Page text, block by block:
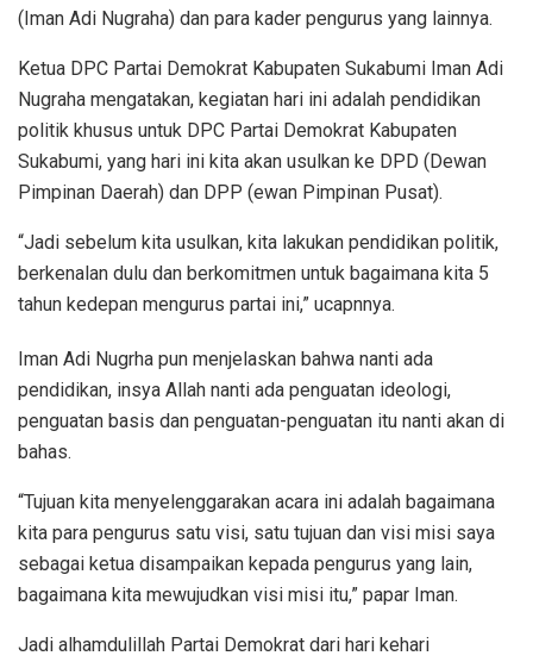
(Iman Adi Nugraha) dan para kader pengurus yang lainnya.
Ketua DPC Partai Demokrat Kabupaten Sukabumi Iman Adi
Nugraha mengatakan, kegiatan hari ini adalah pendidikan
politik khusus untuk DPC Partai Demokrat Kabupaten
Sukabumi, yang hari ini kita akan usulkan ke DPD (Dewan
Pimpinan Daerah) dan DPP (ewan Pimpinan Pusat).
“Jadi sebelum kita usulkan, kita lakukan pendidikan politik,
berkenalan dulu dan berkomitmen untuk bagaimana kita 5
tahun kedepan mengurus partai ini,” ucapnnya.
Iman Adi Nugrha pun menjelaskan bahwa nanti ada
pendidikan, insya Allah nanti ada penguatan ideologi,
penguatan basis dan penguatan-penguatan itu nanti akan di
bahas.
“Tujuan kita menyelenggarakan acara ini adalah bagaimana
kita para pengurus satu visi, satu tujuan dan visi misi saya
sebagai ketua disampaikan kepada pengurus yang lain,
bagaimana kita mewujudkan visi misi itu,” papar Iman.
Jadi alhamdulillah Partai Demokrat dari hari kehari